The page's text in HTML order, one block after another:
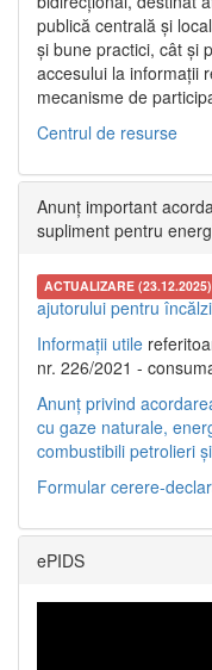
publică centrală și
și bune practici, cât și
accesului la informații
mecanisme de
Centrul de resurse
Anunț important
supliment pentru
ACTUALIZARE (23.12.2025)
ajutorului pentru
Informații utile
nr. 226/2021 -
Anunț privind
cu gaze naturale,
combustibili petrolieri
Formular cerere-
ePIDS